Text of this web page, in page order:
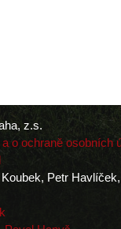
z.s.
o ochraně osobních
Petr